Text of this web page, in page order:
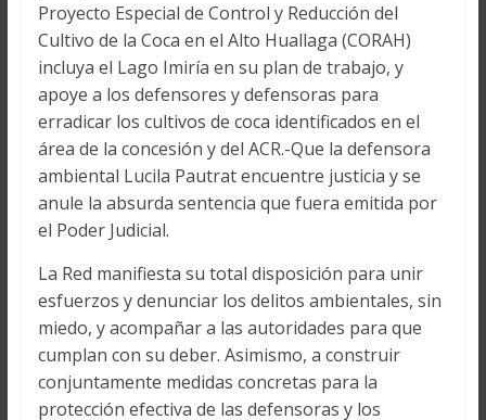
Proyecto Especial de Control y Reducción del
Cultivo de la Coca en el Alto Huallaga (CORAH)
incluya el Lago Imiría en su plan de trabajo, y
apoye a los defensores y defensoras para
erradicar los cultivos de coca identificados en el
área de la concesión y del ACR.-Que la defensora
ambiental Lucila Pautrat encuentre justicia y se
anule la absurda sentencia que fuera emitida por
el Poder Judicial.
La Red manifiesta su total disposición para unir
esfuerzos y denunciar los delitos ambientales, sin
miedo, y acompañar a las autoridades para que
cumplan con su deber. Asimismo, a construir
conjuntamente medidas concretas para la
protección efectiva de las defensoras y los